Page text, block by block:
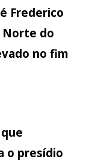
Frederico
Norte do
no fim
o presídio